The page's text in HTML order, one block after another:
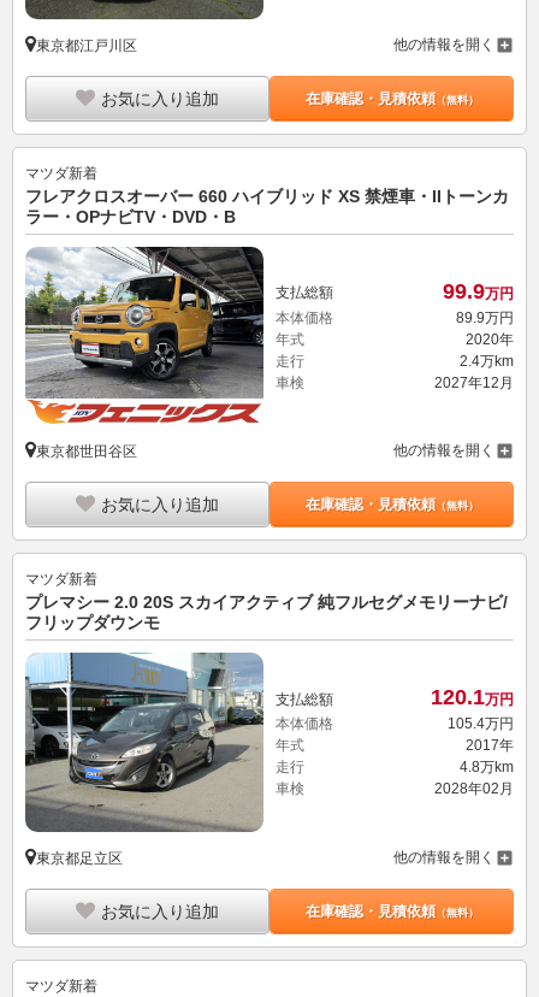
東京都江戸川区 他の情報を開く
お気に入り追加 在庫確認・見積依頼（無料）
マツダ新着
フレアクロスオーバー 660 ハイブリッド XS 禁煙車・IIトーンカ
ラー・OPナビTV・DVD・B
支払総額 99.9万円
本体価格
89. 9万円
年式
2020年
走行
2.4万km
車検
2027年12月
東京都世田谷区 他の情報を開く
お気に入り追加 在庫確認・見積依頼（無料）
マツダ新着
プレマシー 2.0 20S スカイアクティブ 純フルセグメモリーナビ/
フリップダウンモ
支払総額 120.1万円
本体価格
105.4万円
年式
2017年
走行
4.8万km
車検
2028年02月
東京都足立区 他の情報を開く
お気に入り追加 在庫確認・見積依頼（無料）
マツダ新着